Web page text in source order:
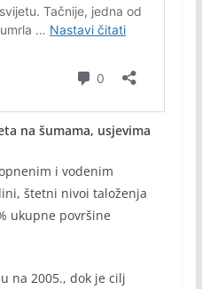
na šumama, usjevima
i vodenim
štetni nivoi taloženja
ukupne površine
na 2005., dok je cilj